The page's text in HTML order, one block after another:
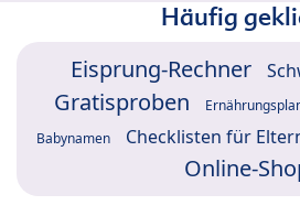
Häufig
Eisprung-Rechner
Gratisproben
Babynamen Checklisten für
Online-